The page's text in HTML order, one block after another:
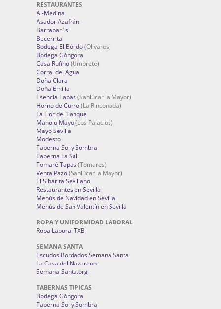
RESTAURANTES
Al-Medina
Asador Azafrán
Barrabar´s
Becerrita
Bodega El Bólido(Olivares)
Bodega Góngora
Casa Rufino(Umbrete)
Corral del Agua
Doña Clara
Doña Emilia
Esencia Tapas (Sanlúcar la Mayor)
Horno de Curro(La Rinconada)
La Flor del Tanque
Manolo Mayo(Los Palacios)
Mayo Sevilla
Modesto
Taberna Sol y Sombra
Taberna La Sal
Tomaré Tapas (Tomares)
Venta Pazo(Sanlúcar la Mayor)
El Sibarita Sevillano
Restaurantes en Sevilla
Menús de Navidad en Sevilla
Menús de San Valentín en Sevilla
ROPA Y UNIFORMIDAD LABORAL
Ropa Laboral TXB
SEMANA SANTA
Escudos Bordados Semana Santa
La Casa del Nazareno
Semana-Santa.org
TABERNAS TIPICAS
Bodega Góngora
Taberna Sol y Sombra